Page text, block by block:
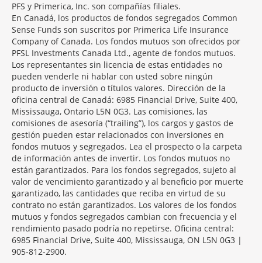
PFS y Primerica, Inc. son compañías filiales.
En Canadá, los productos de fondos segregados Common
Sense Funds son suscritos por Primerica Life Insurance
Company of Canada. Los fondos mutuos son ofrecidos por
PFSL Investments Canada Ltd., agente de fondos mutuos.
Los representantes sin licencia de estas entidades no
pueden venderle ni hablar con usted sobre ningún
producto de inversión o títulos valores. Dirección de la
oficina central de Canadá: 6985 Financial Drive, Suite 400,
Mississauga, Ontario L5N 0G3. Las comisiones, las
comisiones de asesoría (“trailing”), los cargos y gastos de
gestión pueden estar relacionados con inversiones en
fondos mutuos y segregados. Lea el prospecto o la carpeta
de información antes de invertir. Los fondos mutuos no
están garantizados. Para los fondos segregados, sujeto al
valor de vencimiento garantizado y al beneficio por muerte
garantizado, las cantidades que reciba en virtud de su
contrato no están garantizados. Los valores de los fondos
mutuos y fondos segregados cambian con frecuencia y el
rendimiento pasado podría no repetirse. Oficina central:
6985 Financial Drive, Suite 400, Mississauga, ON L5N 0G3 |
905-812-2900.